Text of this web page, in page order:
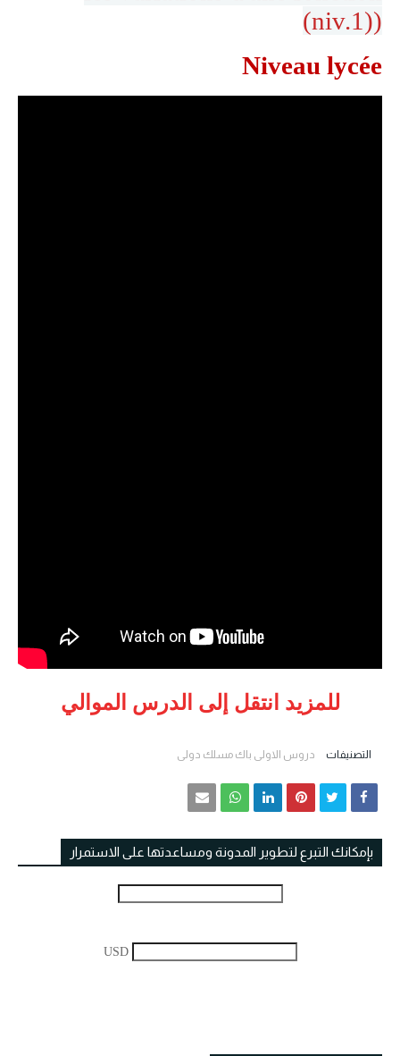
(niv.1))
Niveau lycée
للمزيد انتقل إلى الدرس الموالي
التصنيفات دروس الاولى باك مسلك دولي
بإمكانك التبرع لتطوير المدونة ومساعدتها على الاستمرار
USD